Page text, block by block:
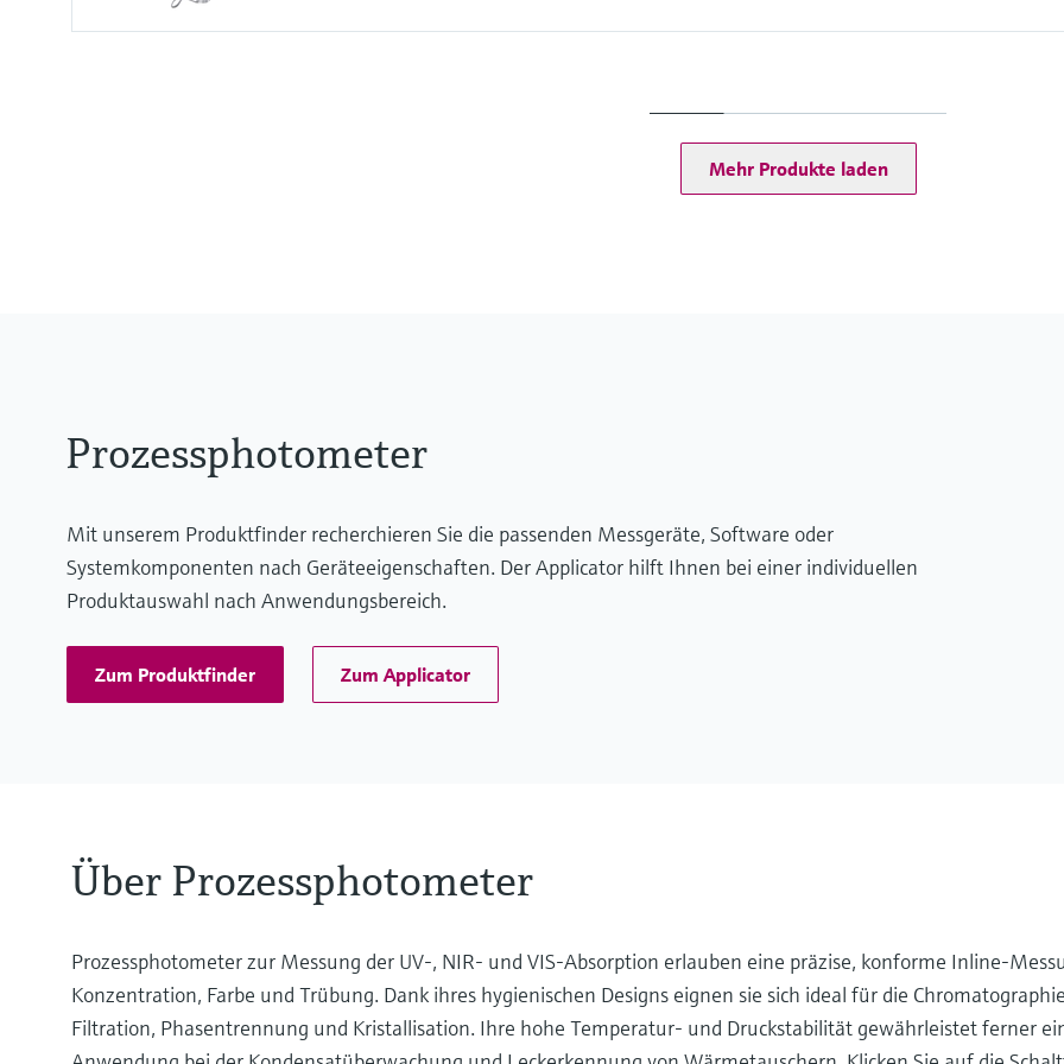
Prozessanschluss der
Mehr Produkte laden
Prozessphotometer
Mit unserem Produktfinder recherchieren Sie die passenden Messgeräte, Software oder
Systemkomponenten nach Geräteeigenschaften. Der Applicator hilft Ihnen bei einer individuellen
Produktauswahl nach Anwendungsbereich.
Zum Produktfinder Zum Applicator
Über Prozessphotometer
Prozessphotometer zur Messung der UV-, NIR- und VIS-Absorption erlauben eine präzise, konforme Inline-
Konzentration, Farbe und Trübung. Dank ihres hygienischen Designs eignen sie sich ideal für die
Filtration, Phasentrennung und Kristallisation. Ihre hohe Temperatur- und Druckstabilität gewährleistet ferner